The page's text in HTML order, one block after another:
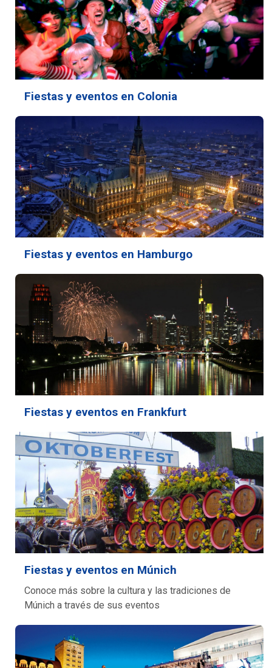
Fiestas y eventos en Colonia
Fiestas y eventos en Hamburgo
Fiestas y eventos en Frankfurt
Fiestas y eventos en Múnich
Conoce más sobre la cultura y las tradiciones de
Múnich a través de sus eventos